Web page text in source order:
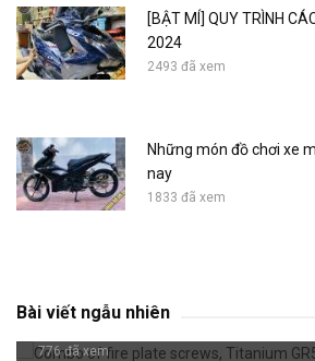
[BẬT MÍ] QUY TRÌNH
2024
2493 đã xem
Những món đồ chơi xe
nay
1833 đã xem
Bài viết ngẫu nhiên
cap screws with Wave
776 đã xem